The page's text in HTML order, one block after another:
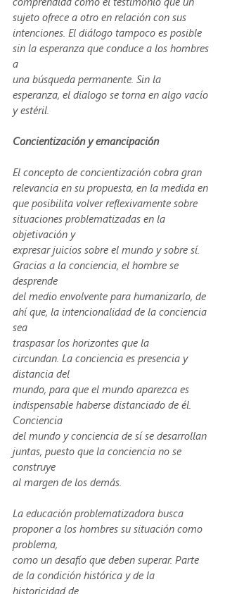
sujeto ofrece a otro en relación con sus
intenciones. El diálogo tampoco es posible
sin la esperanza que conduce a los hombres
a
una búsqueda permanente. Sin la
esperanza, el dialogo se torna en algo vacío
y estéril.
Concientización y emancipación
El concepto de concientización cobra gran
relevancia en su propuesta, en la medida en
que posibilita volver reflexivamente sobre
situaciones problematizadas en la
objetivación y
expresar juicios sobre el mundo y sobre sí.
Gracias a la conciencia, el hombre se
desprende
del medio envolvente para humanizarlo, de
ahí que, la intencionalidad de la conciencia
sea
traspasar los horizontes que la
circundan. La conciencia es presencia y
distancia del
mundo, para que el mundo aparezca es
indispensable haberse distanciado de él.
Conciencia
del mundo y conciencia de sí se desarrollan
juntas, puesto que la conciencia no se
construye
al margen de los demás.
La educación problematizadora busca
proponer a los hombres su situación como
problema,
como un desafío que deben superar. Parte
de la condición histórica y de la
historicidad de